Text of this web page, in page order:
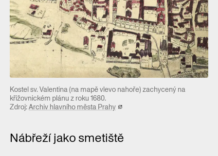
Kostel sv. Valentina (na mapě vlevo nahoře) zachycený na
křižovnickém plánu z roku 1680.
Zdroj:Archiv hlavního města Prahy
Nábřeží jako smetiště